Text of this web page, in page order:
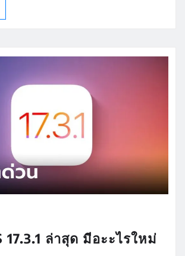
17.3.1 ล่าสุด มีอะะไรใหม่